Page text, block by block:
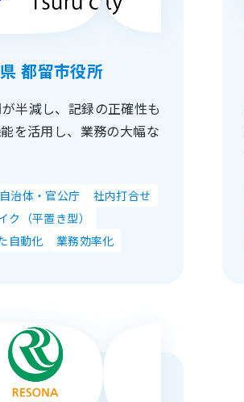
都留市役所
半減し、記録の正確性も
を活用し、業務の大幅な
自治体・官公庁
社内打合せ
ク（平置き型）
自動化
業務効率化